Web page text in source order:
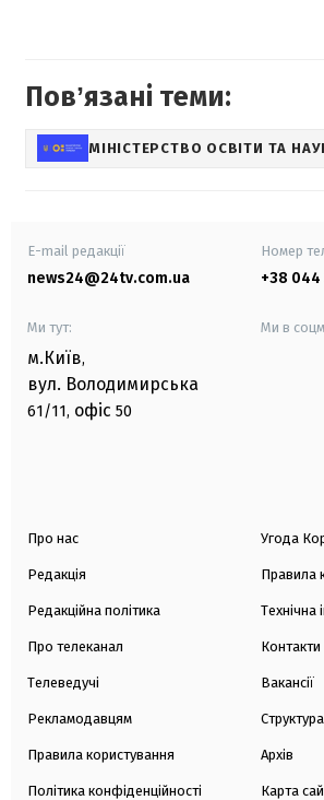
Повʼязані теми:
МІНІСТЕРСТВО ОСВІТИ ТА
E-mail редакції
news24@24tv.com.ua
Номер
+38 044
Ми тут:
м.Київ,
вул. Володимирська
61/11, офіс 50
Ми в
Про нас
Редакція
Редакційна політика
Про телеканал
Телеведучі
Рекламодавцям
Правила користування
Політика конфіденційності
Угода
Правила
Технічна
Контакти
Вакансії
Архів
Карта